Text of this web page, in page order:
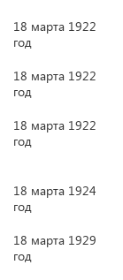
18 марта 1922
год
18 марта 1922
год
18 марта 1922
год
18 марта 1924
год
18 марта 1929
год